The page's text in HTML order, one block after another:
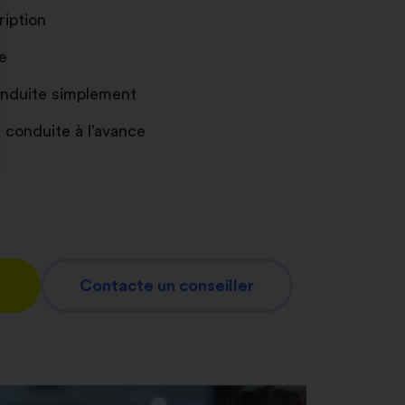
vos Options
vos paramètres de confidentialité, en
simplement
à l’avance
Contacte un conseiller